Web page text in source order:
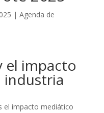
| Agenda de
el impacto
industria
el impacto mediático